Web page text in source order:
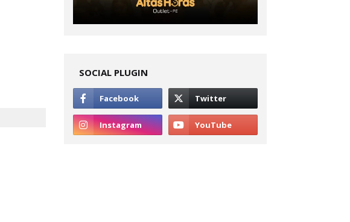
SOCIAL PLUGIN